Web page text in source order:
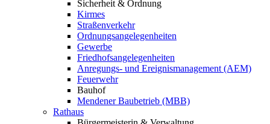
Sicherheit & Ordnung
Kirmes
Straßenverkehr
Ordnungsangelegenheiten
Gewerbe
Friedhofsangelegenheiten
Anregungs- und Ereignismanagement (AEM)
Feuerwehr
Bauhof
Mendener Baubetrieb (MBB)
Rathaus